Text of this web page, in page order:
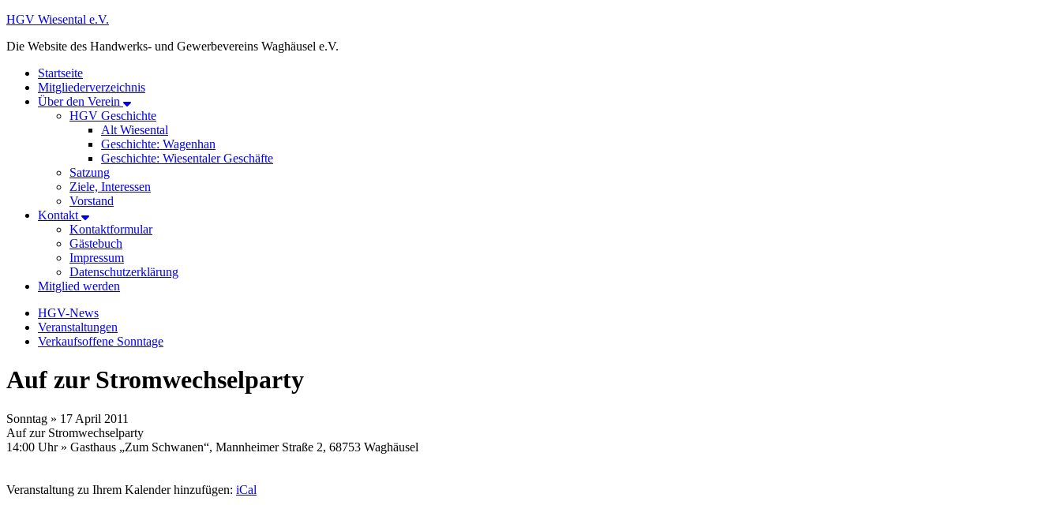
HGV Wiesental e.V.
Die Website des Handwerks- und Gewerbevereins Waghäusel e.V.
Startseite
Mitgliederverzeichnis
Über den Verein
HGV Geschichte
Alt Wiesental
Geschichte: Wagenhan
Geschichte: Wiesentaler Geschäfte
Satzung
Ziele, Interessen
Vorstand
Kontakt
Kontaktformular
Gästebuch
Impressum
Datenschutzerklärung
Mitglied werden
HGV-News
Veranstaltungen
Verkaufsoffene Sonntage
Auf zur Stromwechselparty
Sonntag » 17 April 2011
Auf zur Stromwechselparty
14:00 Uhr » Gasthaus „Zum Schwanen“, Mannheimer Straße 2, 68753 Waghäusel
Veranstaltung zu Ihrem Kalender hinzufügen: iCal